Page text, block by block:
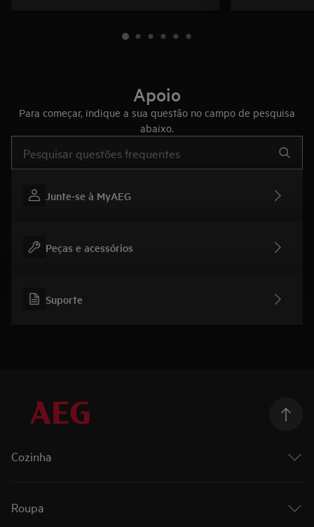
Apoio
Para começar, indique a sua questão no campo de pesquisa
abaixo.
Junte-se à MyAEG
Peças e acessórios
Suporte
Cozinha
Fornos
Fornos a vapor
Roupa